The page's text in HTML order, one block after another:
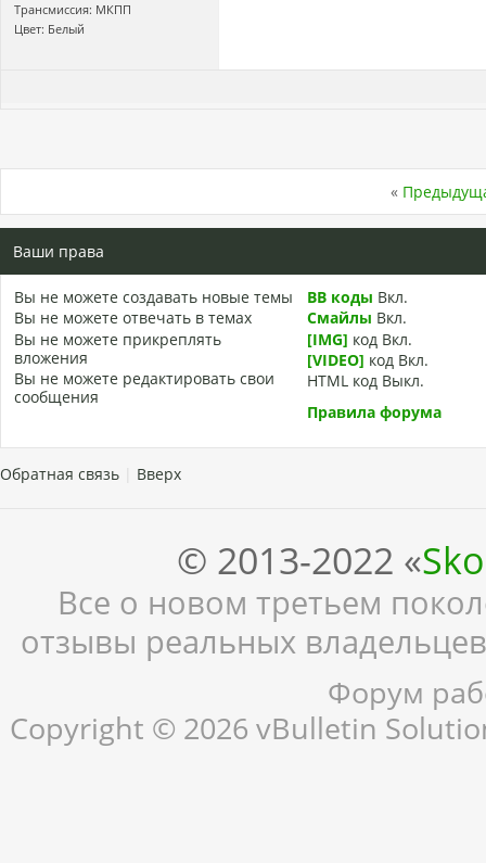
Трансмиссия: МКПП
Цвет: Белый
«
Ваши права
Вы не можете создавать новые темы
Вы не можете отвечать в темах
Вы не можете прикреплять
вложения
Вы не можете редактировать свои
сообщения
BB коды Вкл.
Смайлы Вкл.
[IMG] код Вкл.
[VIDEO] код Вкл.
HTML код Выкл.
Правила форума
Обратная связь Вверх
© 2013-2022 «
Все о новом третьем
отзывы реальных
Форум
Copyright © 2026 vBulletin